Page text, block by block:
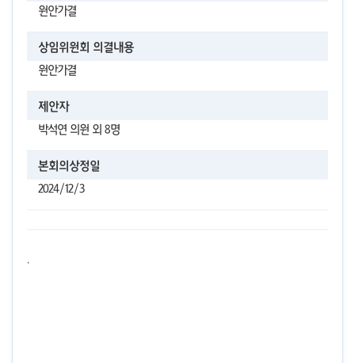
원안가결
상임위원회 의결내용
원안가결
제안자
박석연 의원 외 8명
본회의상정일
2024/12/3
.